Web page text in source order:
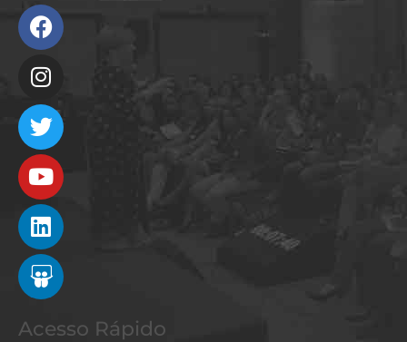
Facebook
Instagram
Twitter
Youtube
Linkedin
Slideshare
Acesso Rápido